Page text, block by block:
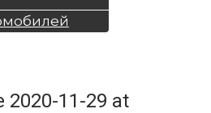
2020-11-29 at